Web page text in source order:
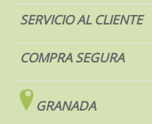
SERVICIO AL CLIENTE
COMPRA SEGURA
GRANADA